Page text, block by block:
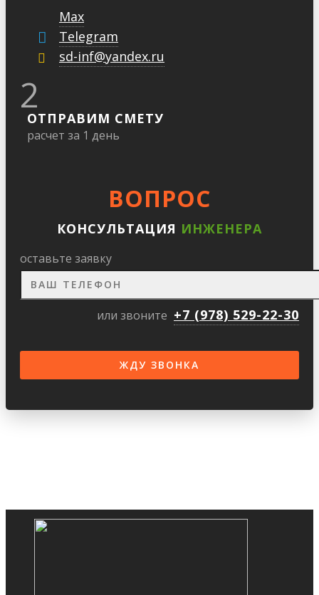
Max
Telegram
sd-inf@yandex.ru
2
ОТПРАВИМ СМЕТУ
расчет за 1 день
ВОПРОС
КОНСУЛЬТАЦИЯ ИНЖЕНЕРА
оставьте заявку
или звоните +7 (978) 529-22-30